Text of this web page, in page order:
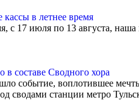
в летнее время
с 17 июля по 13 августа,
составе Сводного хора
событие, воплотившее
сводами станции метро